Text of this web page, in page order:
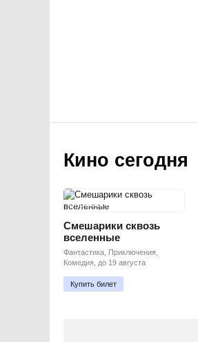
Кино сегодня
ПРЕМЬЕРА
Смешарики сквозь
вселенные
Фантастика, Приключения,
Комедия, до 19 августа
Купить билет